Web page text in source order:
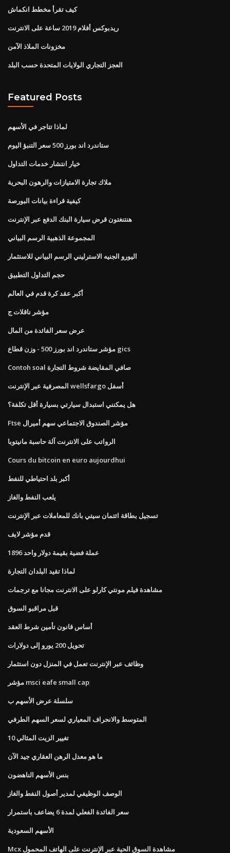
كيف تقرأ مخطط انكماش
ريدبوكس أفلام 2019 ساعة على الانترنت
مخزونات الملاذ الآمن
العجز التجاري الولايات المتحدة حسب البلد
Featured Posts
لماذا تتاجر في الأسهم
ستاندرد اند بورز 500 سعر التنبؤ اليوم
خيار انتشار خدمات التداول
ملاك تجارة الامتيازات والرهون البحرية
كيفية قراءة بيانات البورصة
هنتنغتون قرض سيارة البنك الدفع عبر الإنترنت
المجموعة الذهبية الرسم البياني
اليورو الجنيه الاسترليني الرسم البياني للاستثمار
حجم التداول التطبيق
أكبر عقد كرة قدم في العالم
مؤشر ناقلات ج
عرض سعر الفائدة من المال
مؤشر ستاندرد اند بورز 500 - وزن قطاع gics
Contoh soal صافي المقايضة شروط التجارة
المصرفية عبر الإنترنت wellsfargo أسفل
هل يمكنني استبدال سيارتي بسيارة أقل تكلفة؟
Ftse مؤشر الصندوق الاجتماعي سهم أميرال
الرواتب على الانترنت آلة حاسبة مانيتوبا
Cours du bitcoin en euro aujourdhui
أكبر بلد احتياطي للنفط
يلعب النفط والغاز
تسجيل بطاقة ائتمان سيتي بانك للمعاملات عبر الإنترنت
قدم مؤشر لايف
1896 عملة فضية بقيمة دولار واحد
لماذا تقيد البلدان التجارة
مشاهدة فيلم مونتي كارلو على الانترنت مجانا مع ترجمات
قبل مراقبو السوق
أساس قانون تأمين شرط العقد
تحويل 200 يورو إلى دولارات
وظائف عبر الإنترنت تعمل في المنزل دون استثمار
مؤشر msci eafe small cap
سلسلة عرض الأسهم ب
المتوسط ​​والانحراف المعياري لسعر السهم الطرفي
10 تغيير الزيت المثالي
ما هو معدل الرهن العقاري جيد الآن
بنس الأسهم الناهضون
الوصف الوظيفي لمدير أصول النفط والغاز
سعر الفائدة الفعلي لمدة 6 يضاعف باستمرار
الأسهم السعودية
Mcx مشاهدة السوق الحية عبر الإنترنت على الهاتف المحمول